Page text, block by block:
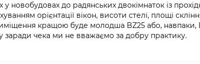
новобудовах до радянських двокімнаток із
орієнтації вікон, висоти стелі, площі
кращою буде молодша BZ25 або, навпаки,
чека ми не вважаємо за добру практику.